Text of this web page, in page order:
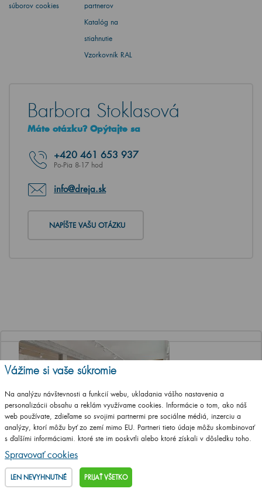
súborov cookies
partnerov
Katalóg na
stiahnutie
Vzorkovník RAL
Barbora Stoklasová
Máte otázku? Opýtajte sa
+420 461 653 937
Po-Pia 8-17 hod
info@dreja.sk
NAPÍŠTE VAŠU OTÁZKU
Jediná značková predajňa Dřevojasu v ČR
a SR
Vo Svitavách – 60 km severne od Brna
Vážime si vaše súkromie
Na analýzu návštevnosti a funkcií webu, ukladania vášho nastavenia a
personalizácii obsahu a reklám využívame cookies. Informácie o tom, ako náš
web používate, zdieľame so svojimi partnermi pre sociálne médiá, inzerciu a
analýzy, ktorí môžu byť zo zemí mimo EU. Partneri tieto údaje môžu skombinovať
s ďalšími informáciami, ktoré ste im poskytli alebo ktoré získali v dôsledku toho,
že používate ich služby.
Spravovať cookies
LEN NEVYHNUTNÉ PRIJAŤ VŠETKO